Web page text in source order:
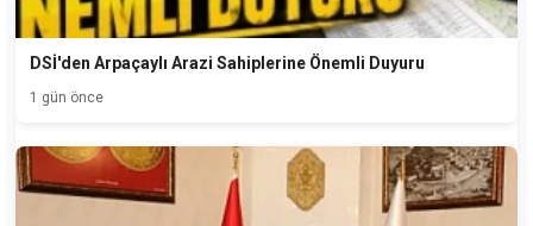
DSİ'den Arpaçaylı Arazi Sahiplerine Önemli Duyuru
1 gün önce